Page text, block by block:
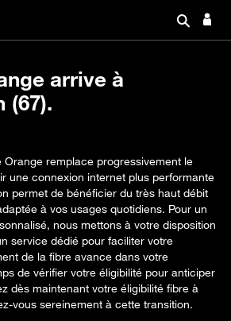
arrive à
(67).
Orange remplace progressivement le
une connexion internet plus performante
permet de bénéficier du très haut débit
à vos usages quotidiens. Pour un
nous mettons à votre disposition
service dédié pour faciliter votre
de la fibre avance dans votre
de vérifier votre éligibilité pour anticiper
dès maintenant votre éligibilité fibre à
vous sereinement à cette transition.